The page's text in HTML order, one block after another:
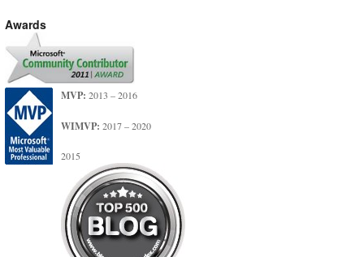
Awards
MVP: 2013 – 2016
WIMVP: 2017 – 2020
2015